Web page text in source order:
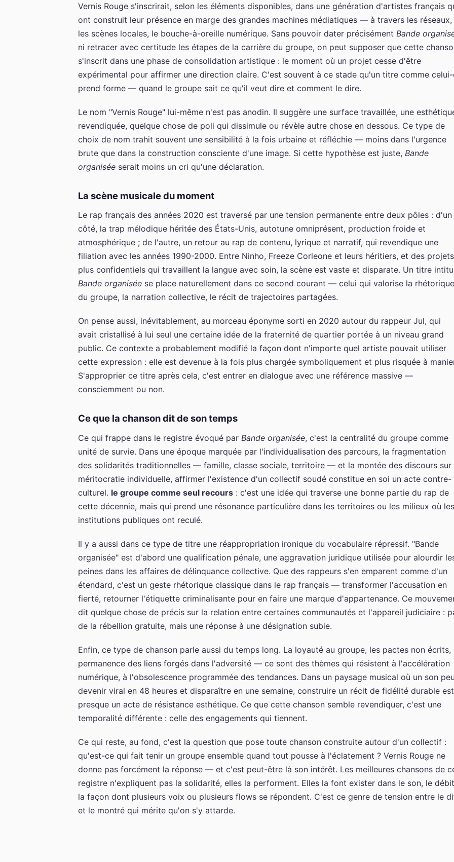
Vernis Rouge s'inscrirait, selon les éléments disponibles, dans une génération d'artistes français
ont construit leur présence en marge des grandes machines médiatiques — à travers les réseaux,
les scènes locales, le bouche-à-oreille numérique. Sans pouvoir dater précisément Bande
ni retracer avec certitude les étapes de la carrière du groupe, on peut supposer que cette
s'inscrit dans une phase de consolidation artistique : le moment où un projet cesse d'être
expérimental pour affirmer une direction claire. C'est souvent à ce stade qu'un titre comme
prend forme — quand le groupe sait ce qu'il veut dire et comment le dire.
Le nom "Vernis Rouge" lui-même n'est pas anodin. Il suggère une surface travaillée, une
revendiquée, quelque chose de poli qui dissimule ou révèle autre chose en dessous. Ce type de
choix de nom trahit souvent une sensibilité à la fois urbaine et réfléchie — moins dans l'urgence
brute que dans la construction consciente d'une image. Si cette hypothèse est juste, Bande
organisée serait moins un cri qu'une déclaration.
La scène musicale du moment
Le rap français des années 2020 est traversé par une tension permanente entre deux pôles : d'un
côté, la trap mélodique héritée des États-Unis, autotune omniprésent, production froide et
atmosphérique ; de l'autre, un retour au rap de contenu, lyrique et narratif, qui revendique une
filiation avec les années 1990-2000. Entre Ninho, Freeze Corleone et leurs héritiers, et des projets
plus confidentiels qui travaillent la langue avec soin, la scène est vaste et disparate. Un titre
Bande organisée se place naturellement dans ce second courant — celui qui valorise la rhétorique
du groupe, la narration collective, le récit de trajectoires partagées.
On pense aussi, inévitablement, au morceau éponyme sorti en 2020 autour du rappeur Jul, qui
avait cristallisé à lui seul une certaine idée de la fraternité de quartier portée à un niveau grand
public. Ce contexte a probablement modifié la façon dont n'importe quel artiste pouvait utiliser
cette expression : elle est devenue à la fois plus chargée symboliquement et plus risquée à
S'approprier ce titre après cela, c'est entrer en dialogue avec une référence massive —
consciemment ou non.
Ce que la chanson dit de son temps
Ce qui frappe dans le registre évoqué par Bande organisée, c'est la centralité du groupe comme
unité de survie. Dans une époque marquée par l'individualisation des parcours, la fragmentation
des solidarités traditionnelles — famille, classe sociale, territoire — et la montée des discours sur
méritocratie individuelle, affirmer l'existence d'un collectif soudé constitue en soi un acte contre-
culturel. le groupe comme seul recours : c'est une idée qui traverse une bonne partie du rap de
cette décennie, mais qui prend une résonance particulière dans les territoires ou les milieux où les
institutions publiques ont reculé.
Il y a aussi dans ce type de titre une réappropriation ironique du vocabulaire répressif. "Bande
organisée" est d'abord une qualification pénale, une aggravation juridique utilisée pour alourdir
peines dans les affaires de délinquance collective. Que des rappeurs s'en emparent comme d'un
étendard, c'est un geste rhétorique classique dans le rap français — transformer l'accusation en
fierté, retourner l'étiquette criminalisante pour en faire une marque d'appartenance. Ce
dit quelque chose de précis sur la relation entre certaines communautés et l'appareil judiciaire :
de la rébellion gratuite, mais une réponse à une désignation subie.
Enfin, ce type de chanson parle aussi du temps long. La loyauté au groupe, les pactes non écrits,
permanence des liens forgés dans l'adversité — ce sont des thèmes qui résistent à l'accélération
numérique, à l'obsolescence programmée des tendances. Dans un paysage musical où un son
devenir viral en 48 heures et disparaître en une semaine, construire un récit de fidélité durable est
presque un acte de résistance esthétique. Ce que cette chanson semble revendiquer, c'est une
temporalité différente : celle des engagements qui tiennent.
Ce qui reste, au fond, c'est la question que pose toute chanson construite autour d'un collectif :
qu'est-ce qui fait tenir un groupe ensemble quand tout pousse à l'éclatement ? Vernis Rouge ne
donne pas forcément la réponse — et c'est peut-être là son intérêt. Les meilleures chansons de
registre n'expliquent pas la solidarité, elles la performent. Elles la font exister dans le son, le
la façon dont plusieurs voix ou plusieurs flows se répondent. C'est ce genre de tension entre le
et le montré qui mérite qu'on s'y attarde.